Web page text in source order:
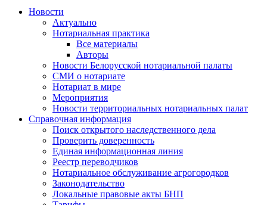
Новости
Актуально
Нотариальная практика
Все материалы
Авторы
Новости Белорусской нотариальной палаты
СМИ о нотариате
Нотариат в мире
Мероприятия
Новости территориальных нотариальных палат
Справочная информация
Поиск открытого наследственного дела
Проверить доверенность
Единая информационная линия
Реестр переводчиков
Нотариальное обслуживание агрогородков
Законодательство
Локальные правовые акты БНП